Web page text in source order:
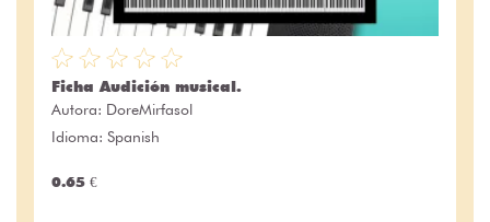
Ficha Audición musical.
Autora: DoreMirfasol
Idioma: Spanish
0.65 €